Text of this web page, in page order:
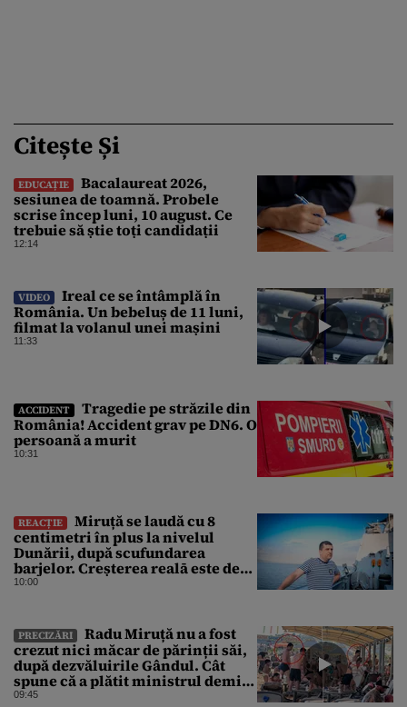
Citește Și
EDUCAȚIE
Bacalaureat 2026,
sesiunea de toamnă. Probele
scrise încep luni, 10 august. Ce
trebuie să știe toți candidații
12:14
VIDEO
Ireal ce se întâmplă în
România. Un bebeluș de 11 luni,
filmat la volanul unei mașini
11:33
ACCIDENT
Tragedie pe străzile din
România! Accident grav pe DN6. O
persoană a murit
10:31
REACȚIE
Miruță se laudă cu 8
centimetri în plus la nivelul
Dunării, după scufundarea
barjelor. Creșterea realā este de
doar 4 centimetri
10:00
PRECIZĂRI
Radu Miruță nu a fost
crezut nici măcar de părinții săi,
după dezvăluirile Gândul. Cât
spune că a plătit ministrul demis
pentru vacanța la 5 stele în Turcia
09:45